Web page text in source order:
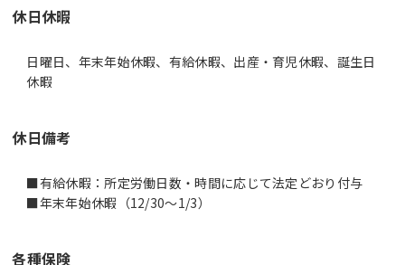
休日休暇
日曜日、年末年始休暇、有給休暇、出産・育児休暇、誕生日
休暇
休日備考
■有給休暇：所定労働日数・時間に応じて法定どおり付与
■年末年始休暇（12/30～1/3）
各種保険